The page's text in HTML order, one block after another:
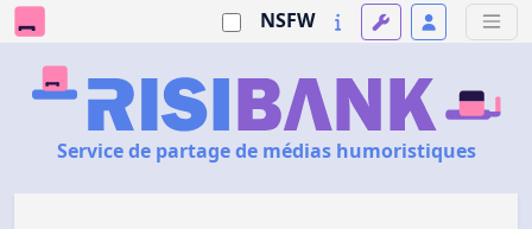
NSFW
Service de partage de médias humoristiques